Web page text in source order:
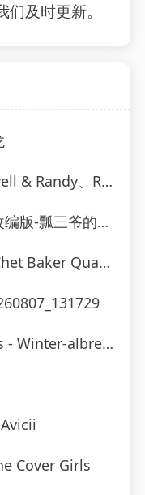
及时更新。
、Rauw Alejandro
-瓢三爷的小喇叭
Baker Quartet
、The King&#39;s Singers
Cover Girls